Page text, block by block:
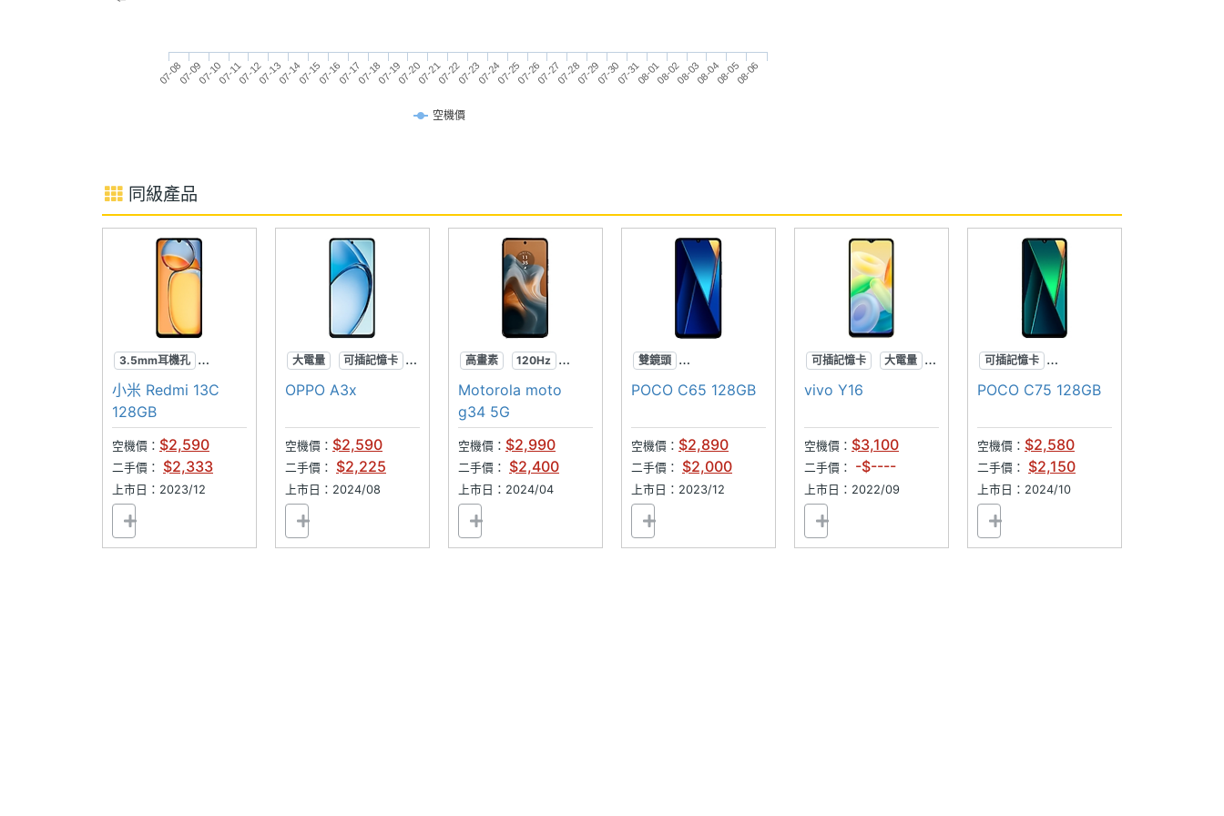
◎ 3.5mm 耳機孔
◎ 5,000mAh 電池
◎ 採用 Type-C 規格，支援 33W SUPERVOOC 超級閃充
※本文為 SOGI 手機王版權所有，未經授權不得轉載使用※
主螢幕佔比 90.3 %
主螢幕觸控
主螢幕更新率
主螢幕觸控採樣
相機規格
主相機畫素 5000 萬畫素
主相機感光元件
空機價
07-0807-0907-1007-1107-1207-1307-1407-1507-1607-1707-1807-1907-2007-2107-2207-2307-2407-2507-2607-2707-2807-2907-3007-3108-0108-0208-0308-0408-0508-06
同級產品
3.5mm耳機孔
可插記憶卡
90Hz
小米 Redmi 13C
128GB
空機價： $2,590
二手價： $2,333
上市日：2023/12
大電量
可插記憶卡
防潑水
OPPO A3x
空機價： $2,590
二手價： $2,225
上市日：2024/08
高畫素
120Hz
高音質
Motorola moto
g34 5G
空機價： $2,990
二手價： $2,400
上市日：2024/04
雙鏡頭
3.5mm耳機孔
POCO C65 128GB
空機價： $2,890
二手價： $2,000
上市日：2023/12
可插記憶卡
大電量
大螢幕
vivo Y16
空機價： $3,100
二手價： -$----
上市日：2022/09
可插記憶卡
3.5mm耳機孔
POCO C75 128GB
空機價： $2,580
二手價： $2,150
上市日：2024/10